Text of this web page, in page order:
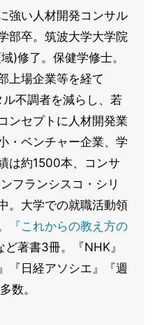
強い人材開発コンサル
部卒。筑波大学大学院
)修了。保健学修士。
上場企業等を経て
不調者を減らし、若
ンセプトに人材開発業
・ベンチャー企業、学
は約1500本、コンサ
フランシスコ・シリ
。大学での就職活動領
『これからの教え方の
ど著書3冊。『NHK』
『日経アソシエ』『週
数。